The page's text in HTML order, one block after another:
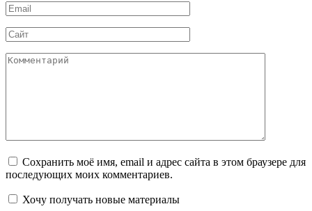
Email
*
Сайт
Комментарий
Сохранить моё имя, email и адрес сайта в этом браузере для
последующих моих комментариев.
Хочу получать новые материалы